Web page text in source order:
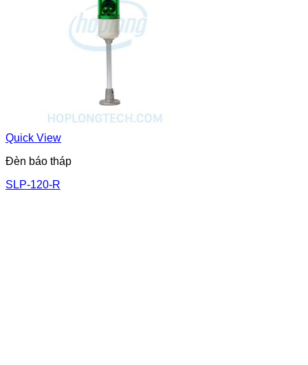
Quick View
Đèn báo tháp
SLP-120-R